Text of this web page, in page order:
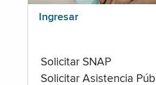
Ingresar
Solicitar SNAP
Solicitar Asistencia